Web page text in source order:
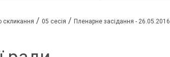
скликання / 05 сесія / Пленарне засідання - 26.05.2016